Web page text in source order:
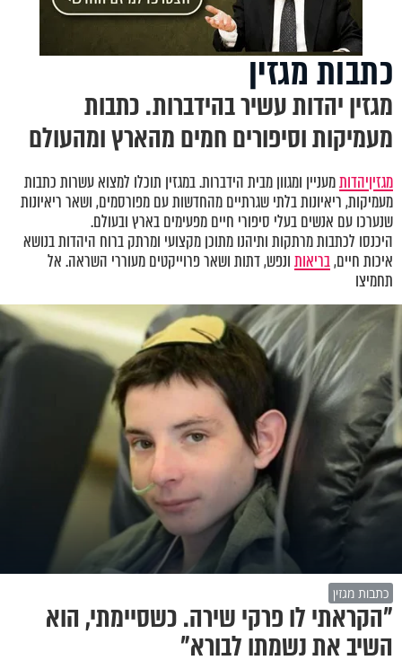
כתבות מגזין
מגזין יהדות עשיר בהידברות. כתבות
מעמיקות וסיפורים חמים מהארץ ומהעולם
מגזיןיהדותמעניין ומגוון מבית הידברות. במגזין תוכלו למצוא עשרות כתבות
מעמיקות, ריאיונות בלתי שגרתיים מהחדשות עם מפורסמים, ושאר ריאיונות
שנערכו עם אנשים בעלי סיפורי חיים מפעימים בארץ ובעולם.
היכנסו לכתבות מרתקות ותיהנו מתוכן מקצועי ומרתק ברוח היהדות בנושא
איכות חיים,בריאותונפש, דתות ושאר פרוייקטים מעוררי השראה. אל
תחמיצו
כתבות מגזין
"הקראתי לו פרקי שירה. כשסיימתי, הוא
השיב את נשמתו לבורא"